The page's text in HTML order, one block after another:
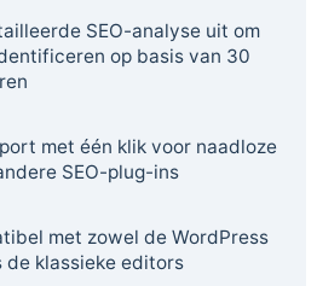
SEO-analyse uit om
op basis van 30
met één klik voor naadloze
SEO-plug-ins
met zowel de WordPress
de klassieke editors